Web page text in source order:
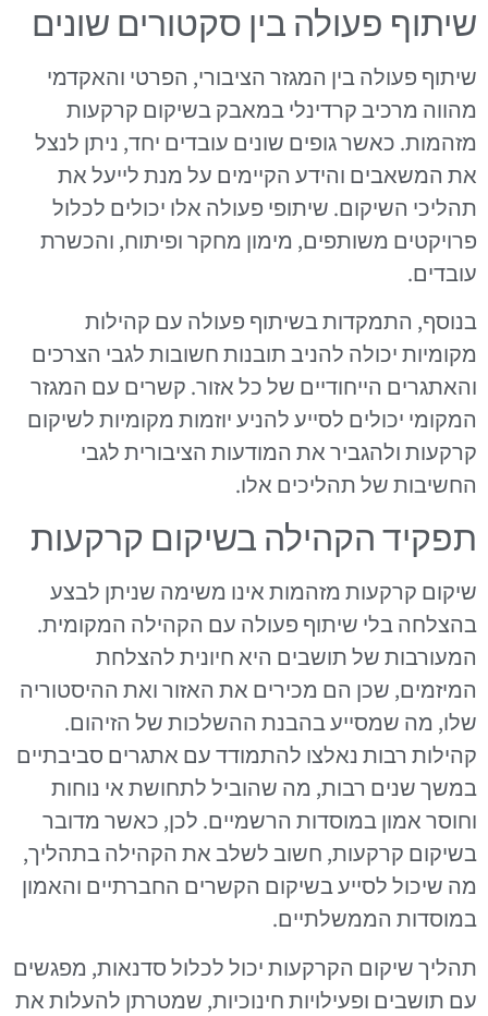
שיתוף פעולה בין סקטורים שונים
שיתוף פעולה בין המגזר הציבורי, הפרטי והאקדמי
מהווה מרכיב קרדינלי במאבק בשיקום קרקעות
מזהמות. כאשר גופים שונים עובדים יחד, ניתן לנצל
את המשאבים והידע הקיימים על מנת לייעל את
תהליכי השיקום. שיתופי פעולה אלו יכולים לכלול
פרויקטים משותפים, מימון מחקר ופיתוח, והכשרת
עובדים.
בנוסף, התמקדות בשיתוף פעולה עם קהילות
מקומיות יכולה להניב תובנות חשובות לגבי הצרכים
והאתגרים הייחודיים של כל אזור. קשרים עם המגזר
המקומי יכולים לסייע להניע יוזמות מקומיות לשיקום
קרקעות ולהגביר את המודעות הציבורית לגבי
החשיבות של תהליכים אלו.
תפקיד הקהילה בשיקום קרקעות
שיקום קרקעות מזהמות אינו משימה שניתן לבצע
בהצלחה בלי שיתוף פעולה עם הקהילה המקומית.
המעורבות של תושבים היא חיונית להצלחת
המיזמים, שכן הם מכירים את האזור ואת ההיסטוריה
שלו, מה שמסייע בהבנת ההשלכות של הזיהום.
קהילות רבות נאלצו להתמודד עם אתגרים סביבתיים
במשך שנים רבות, מה שהוביל לתחושת אי נוחות
וחוסר אמון במוסדות הרשמיים. לכן, כאשר מדובר
בשיקום קרקעות, חשוב לשלב את הקהילה בתהליך,
מה שיכול לסייע בשיקום הקשרים החברתיים והאמון
במוסדות הממשלתיים.
תהליך שיקום הקרקעות יכול לכלול סדנאות, מפגשים
עם תושבים ופעילויות חינוכיות, שמטרתן להעלות את